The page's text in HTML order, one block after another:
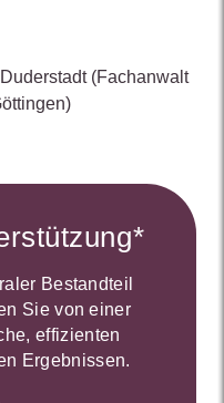
(Fachanwalt
Bestandteil
Sie von einer
effizienten
Ergebnissen.